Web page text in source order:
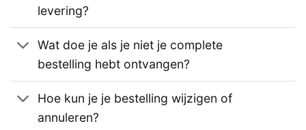
levering?
Wat doe je als je niet je complete
bestelling hebt ontvangen?
Hoe kun je je bestelling wijzigen of
annuleren?